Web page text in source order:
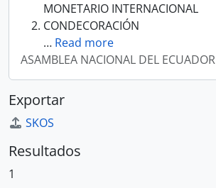
MONETARIO INTERNACIONAL
CONDECORACIÓN
… Read more
ASAMBLEA NACIONAL DEL ECUADOR
Exportar
SKOS
Resultados
1